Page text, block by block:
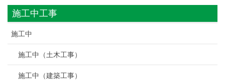
施工中工事
施工中
施工中（土木工事）
施工中（建築工事）